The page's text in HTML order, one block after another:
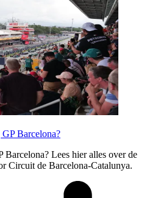
Barcelona?
Barcelona? Lees hier alles over de
Circuit de Barcelona-Catalunya.